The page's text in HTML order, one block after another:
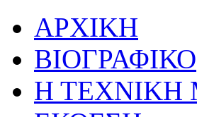
ΑΡΧΙΚΗ
ΒΙΟΓΡΑΦΙΚΟ
Η ΤΕΧΝΙΚΗ